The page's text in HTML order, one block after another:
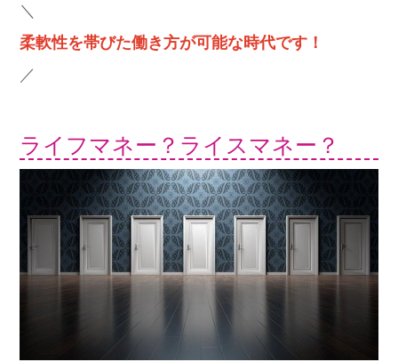
＼
柔軟性を帯びた働き方が可能な時代です！
／
ライフマネー？ライスマネー？